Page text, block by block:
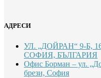
АДРЕСИ
УЛ. „ДОЙРАН“ 9-Б,
СОФИЯ, БЪЛГАРИЯ
Офис Борман – ул.
брези, София